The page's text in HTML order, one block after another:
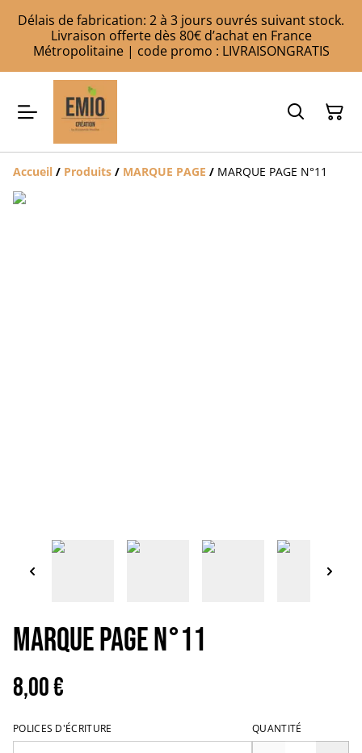
Délais de fabrication: 2 à 3 jours ouvrés suivant stock.
Livraison offerte dès 80€ d’achat en France
Métropolitaine | code promo : LIVRAISONGRATIS
Accueil / Produits / MARQUE PAGE / MARQUE PAGE N°11
MARQUE PAGE N°11
8,00 €
POLICES D'ÉCRITURE QUANTITÉ